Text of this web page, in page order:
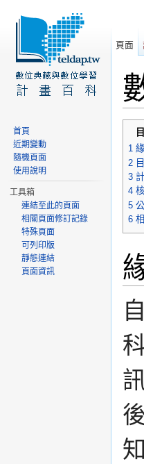
1
2
3
4
5
6
頁面
首頁
近期變動
隨機頁面
使用說明
工具箱
連結至此的頁面
相關頁面修訂記錄
特殊頁面
可列印版
靜態連結
頁面資訊